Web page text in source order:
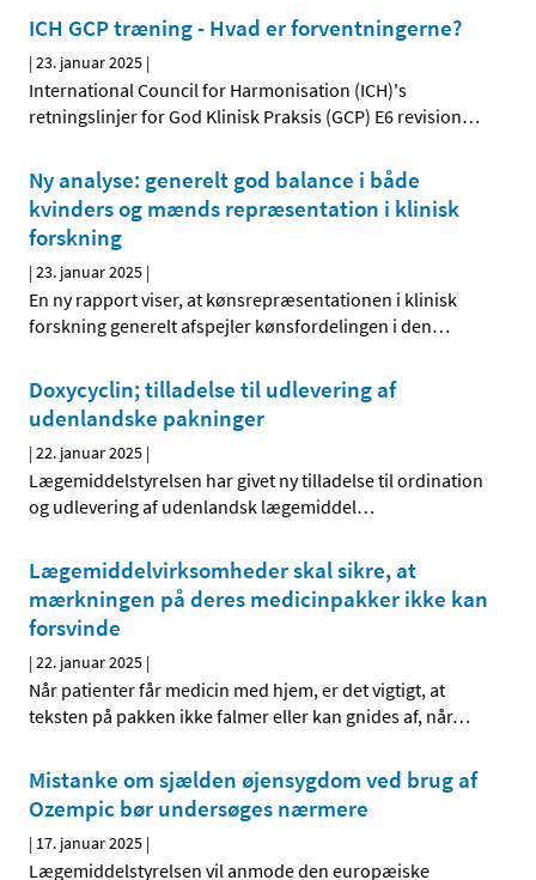
ICH GCP træning - Hvad er forventningerne?
|23. januar 2025 |
International Council for Harmonisation (ICH)'s
retningslinjer for God Klinisk Praksis (GCP) E6 revision…
Ny analyse: generelt god balance i både
kvinders og mænds repræsentation i klinisk
forskning
|23. januar 2025 |
En ny rapport viser, at kønsrepræsentationen i klinisk
forskning generelt afspejler kønsfordelingen i den…
Doxycyclin; tilladelse til udlevering af
udenlandske pakninger
|22. januar 2025 |
Lægemiddelstyrelsen har givet ny tilladelse til ordination
og udlevering af udenlandsk lægemiddel…
Lægemiddelvirksomheder skal sikre, at
mærkningen på deres medicinpakker ikke kan
forsvinde
|22. januar 2025 |
Når patienter får medicin med hjem, er det vigtigt, at
teksten på pakken ikke falmer eller kan gnides af, når…
Mistanke om sjælden øjensygdom ved brug af
Ozempic bør undersøges nærmere
| 17. januar 2025 |
Lægemiddelstyrelsen vil anmode den europæiske